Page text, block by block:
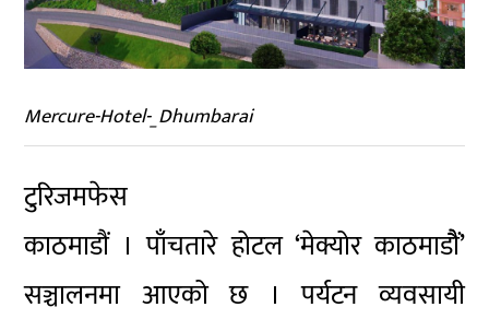
Mercure-Hotel-_Dhumbarai
टुरिजमफेस
काठमाडौं । पाँचतारे होटल ‘मेक्योर काठमाडौैं’
सञ्चालनमा आएको छ । पर्यटन व्यवसायी